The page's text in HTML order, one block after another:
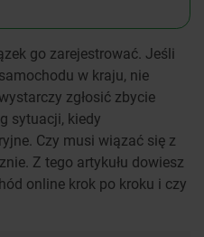
go zarejestrować. Jeśli
w kraju, nie
zgłosić zbycie
sytuacji, kiedy
Czy musi wiązać się z
Z tego artykułu dowiesz
online krok po kroku i czy